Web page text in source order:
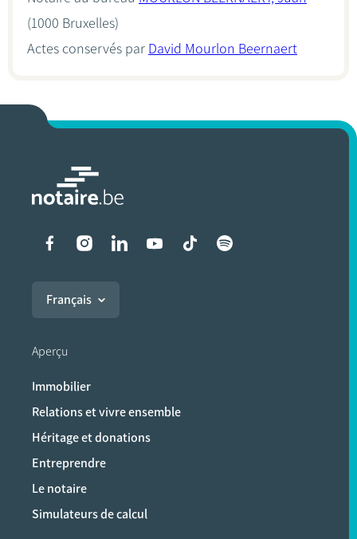
(1000 Bruxelles)
Actes conservés par David Mourlon Beernaert
Liens vers les réseaux
Français
Aperçu
Immobilier
Relations et vivre ensemble
Héritage et donations
Entreprendre
Le notaire
Simulateurs de calcul